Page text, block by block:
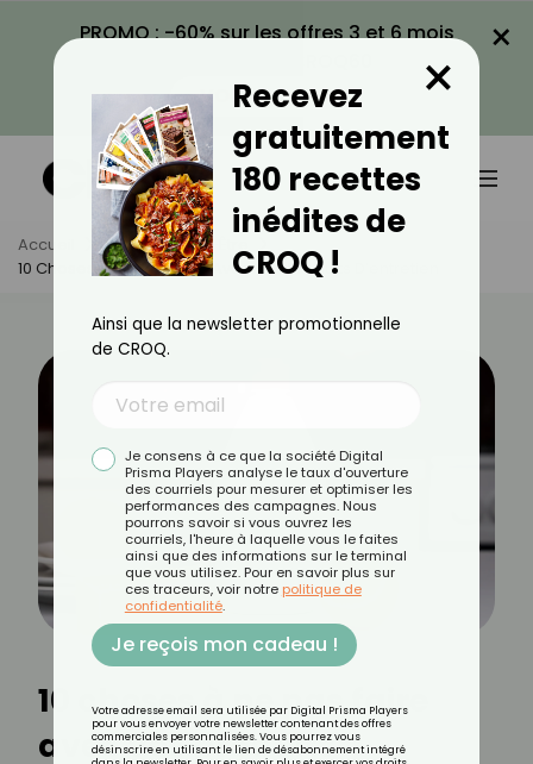
PROMO : -60% sur les offres 3 et 6 mois
VOIR LA PROMO
×
Accueil Actus
Bien-Être
10 Choses À Ne Pas Faire Avec Vos Produits D’entretien
10 choses à ne pas faire
avec vos produits
Recevez
gratuitement
180 recettes
inédites de
CROQ !
×
Ainsi que la newsletter promotionnelle
de CROQ.
Je consens à ce que la société Digital
Prisma Players analyse le taux d'ouverture
des courriels pour mesurer et optimiser les
performances des campagnes. Nous
pourrons savoir si vous ouvrez les
courriels, l'heure à laquelle vous le faites
ainsi que des informations sur le terminal
que vous utilisez. Pour en savoir plus sur
ces traceurs, voir notre politique de
confidentialité.
Je reçois mon cadeau !
Votre adresse email sera utilisée par Digital Prisma Players
pour vous envoyer votre newsletter contenant des offres
commerciales personnalisées. Vous pourrez vous
désinscrire en utilisant le lien de désabonnement intégré